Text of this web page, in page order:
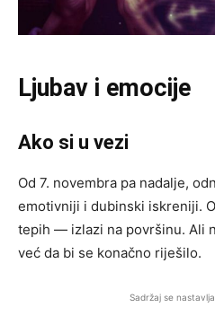
Ljubav i emocije
Ako si u vezi
Od 7. novembra pa nadalje,
emotivniji i dubinski iskreniji.
tepih — izlazi na površinu. Ali
već da bi se konačno riješilo.
Sadržaj se